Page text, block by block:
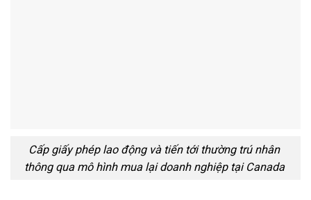
Cấp giấy phép lao động và tiến tới thường trú nhân
thông qua mô hình mua lại doanh nghiệp tại Canada